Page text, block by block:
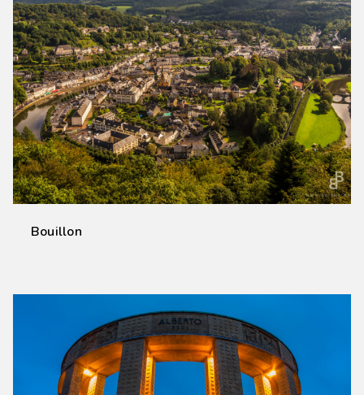
Bouillon